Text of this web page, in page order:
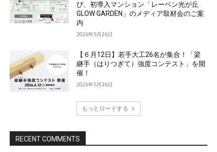
び、初導入マンション「レーベン光が丘
GLOW GARDEN」のメディア取材会のご案
内
2026年5月26日
【６月12日】若手大工26名が集合！「梁
継手（はりつぎて）強度コンテスト」を開
催！
2026年5月26日
もっとロードする
RECENT COMMENTS